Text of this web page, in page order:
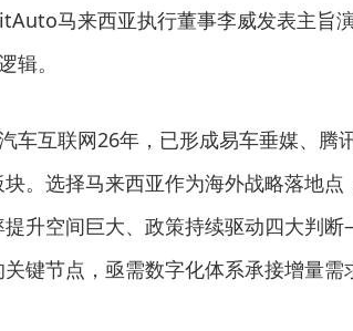
马来西亚执行董事李威发表主旨
。
车互联网26年，已形成易车垂媒、腾
。选择马来西亚作为海外战略落地点
提升空间巨大、政策持续驱动四大判
键节点，亟需数字化体系承接增量需